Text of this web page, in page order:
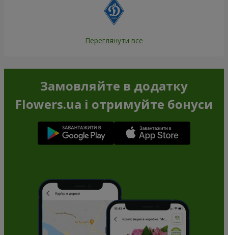
Переглянути все
Замовляйте в додатку
Flowers.ua і отримуйте бонуси